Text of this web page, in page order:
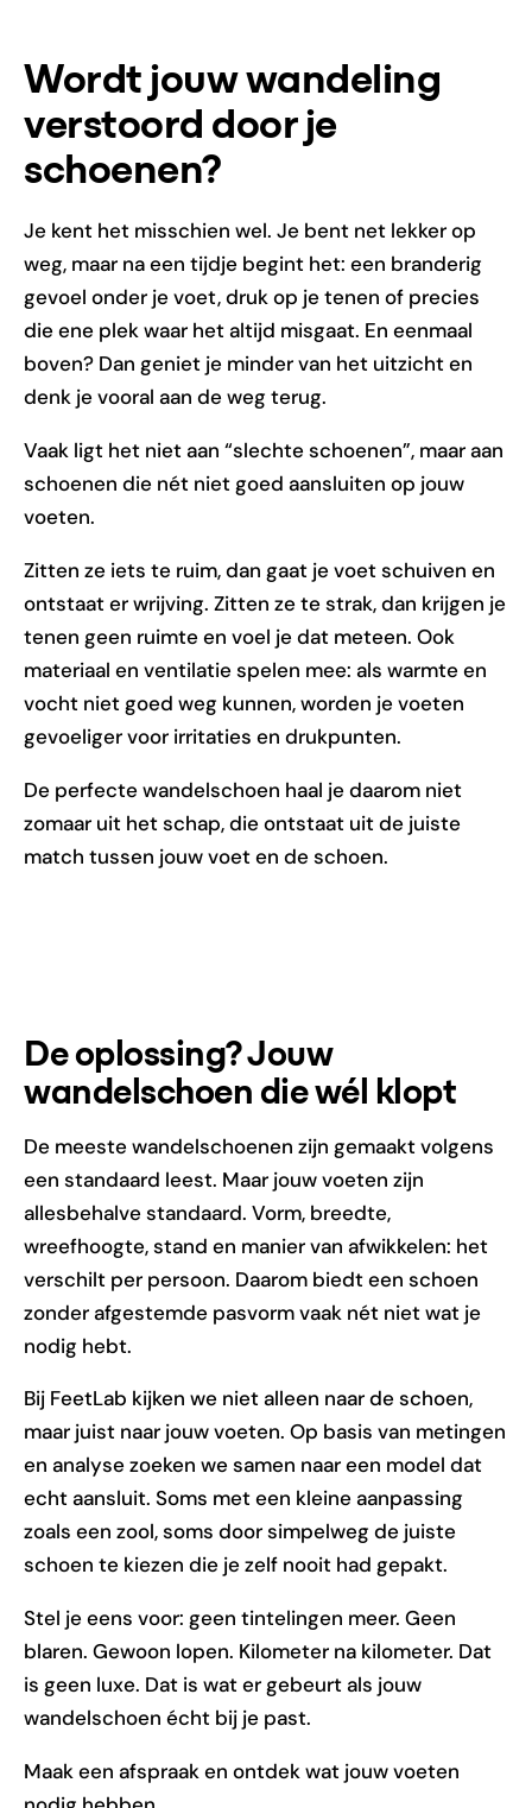
Wordt jouw wandeling
verstoord door je
schoenen?
Je kent het misschien wel. Je bent net lekker op
weg, maar na een tijdje begint het: een branderig
gevoel onder je voet, druk op je tenen of precies
die ene plek waar het altijd misgaat. En eenmaal
boven? Dan geniet je minder van het uitzicht en
denk je vooral aan de weg terug.
Vaak ligt het niet aan “slechte schoenen”, maar aan
schoenen die nét niet goed aansluiten op jouw
voeten.
Zitten ze iets te ruim, dan gaat je voet schuiven en
ontstaat er wrijving. Zitten ze te strak, dan krijgen je
tenen geen ruimte en voel je dat meteen. Ook
materiaal en ventilatie spelen mee: als warmte en
vocht niet goed weg kunnen, worden je voeten
gevoeliger voor irritaties en drukpunten.
De perfecte wandelschoen haal je daarom niet
zomaar uit het schap, die ontstaat uit de juiste
match tussen jouw voet en de schoen.
De oplossing? Jouw
wandelschoen die wél klopt
De meeste wandelschoenen zijn gemaakt volgens
een standaard leest. Maar jouw voeten zijn
allesbehalve standaard. Vorm, breedte,
wreefhoogte, stand en manier van afwikkelen: het
verschilt per persoon. Daarom biedt een schoen
zonder afgestemde pasvorm vaak nét niet wat je
nodig hebt.
Bij FeetLab kijken we niet alleen naar de schoen,
maar juist naar jouw voeten. Op basis van metingen
en analyse zoeken we samen naar een model dat
echt aansluit. Soms met een kleine aanpassing
zoals een zool, soms door simpelweg de juiste
schoen te kiezen die je zelf nooit had gepakt.
Stel je eens voor: geen tintelingen meer. Geen
blaren. Gewoon lopen. Kilometer na kilometer. Dat
is geen luxe. Dat is wat er gebeurt als jouw
wandelschoen écht bij je past.
Maak een afspraak en ontdek wat jouw voeten